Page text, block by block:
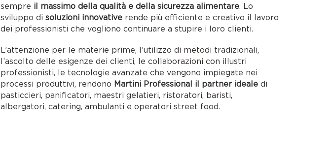
sempre il massimo della qualità e della sicurezza alimentare. Lo
sviluppo di soluzioni innovative rende più efficiente e creativo il lavoro
dei professionisti che vogliono continuare a stupire i loro clienti.
L’attenzione per le materie prime, l’utilizzo di metodi tradizionali,
l’ascolto delle esigenze dei clienti, le collaborazioni con illustri
professionisti, le tecnologie avanzate che vengono impiegate nei
processi produttivi, rendono Martini Professional il partner ideale di
pasticcieri, panificatori, maestri gelatieri, ristoratori, baristi,
albergatori, catering, ambulanti e operatori street food.